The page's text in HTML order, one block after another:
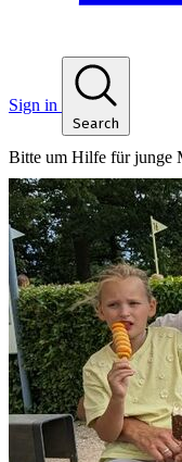
Sign in
Search
Bitte um Hilfe für junge